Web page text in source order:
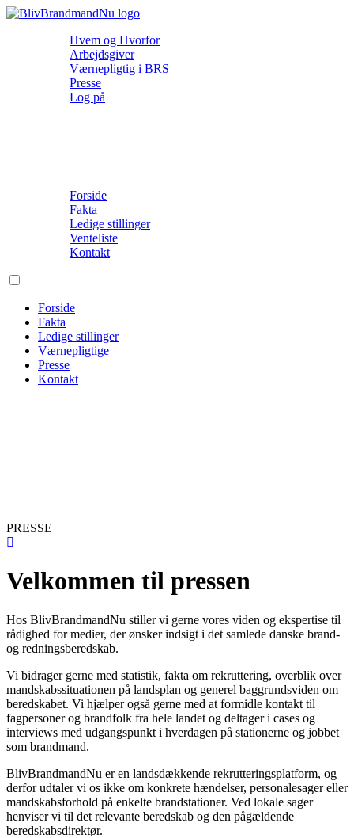
Hvem og Hvorfor
Arbejdsgiver
Værnepligtig i BRS
Presse
Log på
Forside
Fakta
Ledige stillinger
Venteliste
Kontakt
Forside
Fakta
Ledige stillinger
Værnepligtige
Presse
Kontakt
PRESSE
Velkommen til pressen
Hos BlivBrandmandNu stiller vi gerne vores viden og ekspertise til
rådighed for medier, der ønsker indsigt i det samlede danske brand-
og redningsberedskab.
Vi bidrager gerne med statistik, fakta om rekruttering, overblik over
mandskabssituationen på landsplan og generel baggrundsviden om
beredskabet. Vi hjælper også gerne med at formidle kontakt til
fagpersoner og brandfolk fra hele landet og deltager i cases og
interviews med udgangspunkt i hverdagen på stationerne og jobbet
som brandmand.
BlivBrandmandNu er en landsdækkende rekrutteringsplatform, og
derfor udtaler vi os ikke om konkrete hændelser, personalesager eller
mandskabsforhold på enkelte brandstationer. Ved lokale sager
henviser vi til det relevante beredskab og den pågældende
beredskabsdirektør.